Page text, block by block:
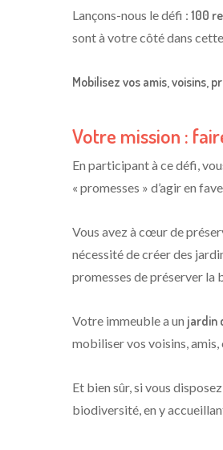
Lançons-nous le défi :100
sont à votre côté dans
Mobilisez vos amis, voisins,
Votre mission :
En participant à ce défi,
« promesses » d’agir en
Vous avez à cœur de
nécessité de créer des
promesses de préserver
Votre immeuble a un jardin
mobiliser vos voisins,
Et bien sûr, si vous
biodiversité, en y